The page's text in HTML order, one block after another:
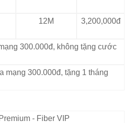
12M 3,200,000đ
300.000đ, không tặng cước
mạng 300.000đ, tặng 1 tháng
- Fiber VIP